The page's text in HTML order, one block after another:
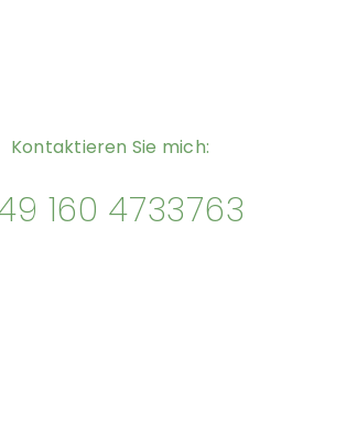
Kontaktieren Sie mich:
160 4733763